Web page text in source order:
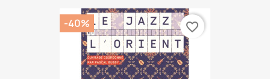
-40% favorite_border